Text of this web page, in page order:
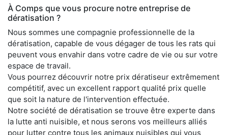
À Comps que vous procure notre entreprise de
dératisation ?
Nous sommes une compagnie professionnelle de la
dératisation, capable de vous dégager de tous les rats qui
peuvent vous envahir dans votre cadre de vie ou sur votre
espace de travail.
Vous pourrez découvrir notre prix dératiseur extrêmement
compétitif, avec un excellent rapport qualité prix quelle
que soit la nature de l'intervention effectuée.
Notre société de dératisation se trouve être experte dans
la lutte anti nuisible, et nous serons vos meilleurs alliés
pour lutter contre tous les animaux nuisibles qui vous